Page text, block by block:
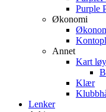
Purple
Økonomi
Annet
Kart
Klær
Lenker